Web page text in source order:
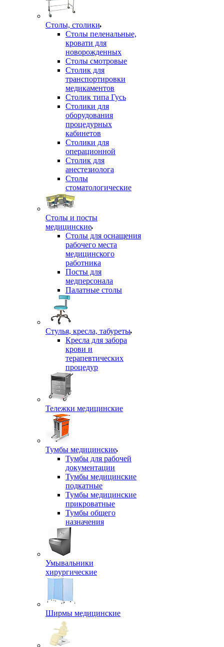
Столы, столики
Столы пеленальные,
кровати для
новорожденных
Столы смотровые
Столик для
транспортировки
медикаментов
Столик типа Гусь
Столики для
оборудования
процедурных
кабинетов
Столики для
операционной
Столик для
анестезиолога
Столы
стоматологические
Столы и посты
медицинские
Столы для оснащения
рабочего места
медицинского
работника
Посты для
медперсонала
Палатные столы
Стулья, кресла, табуреты
Кресла для забора
крови и
терапевтических
процедур
Тележки медицинские
Тумбы медицинские
Тумбы для рабочей
документации
Тумбы медицинские
подкатные
Тумбы медицинские
прикроватные
Тумбы общего
назначения
Умывальники
хирургические
Ширмы медицинские